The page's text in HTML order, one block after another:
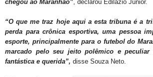
chegou ao Maranhão”, declarou Edilázio Júnior.
“O que me traz hoje aqui a esta tribuna é a
perda para crônica esportiva, uma pessoa
esporte, principalmente para o futebol do
marcado pelo seu jeito polêmico e peculiar
fantástica e querida”, disse Souza Neto.